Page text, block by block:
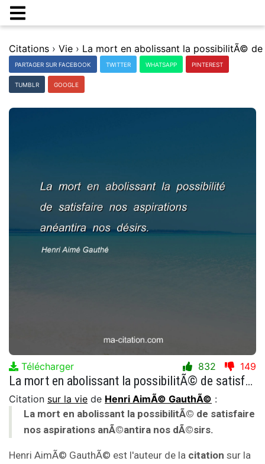
Citations › Vie ›
PARTAGER SUR FACEBOOK TWITTER WHATSAPP PINTEREST
TUMBLR GOOGLE
Télécharger 832 149
La mort en abolissant la possibilitÃ© de satisfaire nos aspirations anÃ©antira nos dÃ©sirs.
Citation sur la vie de Henri AimÃ© GauthÃ© :
La mort en abolissant la possibilitÃ© de satisfaire
nos aspirations anÃ©antira nos dÃ©sirs.
Henri AimÃ© GauthÃ© est l'auteur de la citation sur la